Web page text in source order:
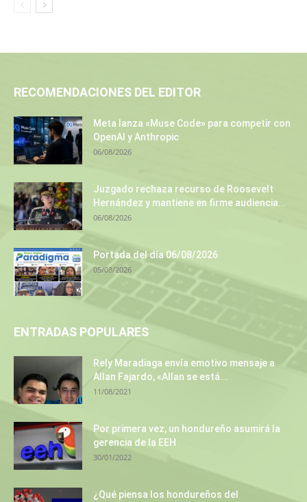
RECOMENDACIONES DEL EDITOR
Meta lanza «Muse Code» para competir con
OpenAI y Anthropic
06/08/2026
Juzgado rechaza recurso de Roosevelt
Hernández y mantiene en firme audiencia...
06/08/2026
Portada del día 06/08/2026
05/08/2026
ENTRADAS POPULARES
Rely Maradiaga envía emotivo mensaje a
Allan Fajardo, «Allan se está...
11/08/2021
Por primera vez, un hondureño asumirá la
gerencia de la EEH
30/01/2022
¿Qué piensa los hondureños del